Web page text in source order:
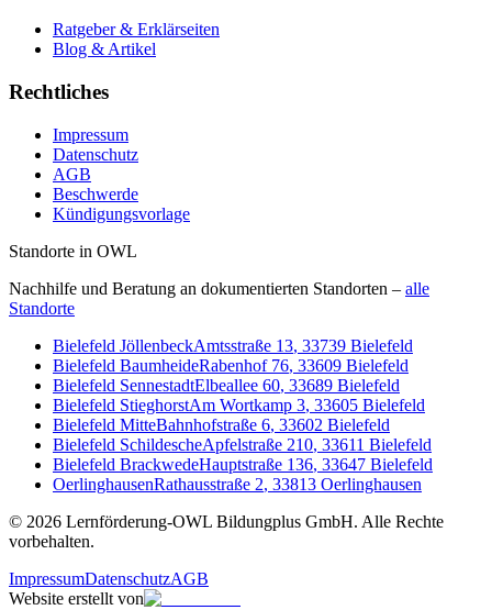
Ratgeber & Erklärseiten
Blog & Artikel
Rechtliches
Impressum
Datenschutz
AGB
Beschwerde
Kündigungsvorlage
Standorte in OWL
Nachhilfe und Beratung an dokumentierten Standorten – alle
Standorte
Bielefeld JöllenbeckAmtsstraße 13, 33739 Bielefeld
Bielefeld BaumheideRabenhof 76, 33609 Bielefeld
Bielefeld SennestadtElbeallee 60, 33689 Bielefeld
Bielefeld StieghorstAm Wortkamp 3, 33605 Bielefeld
Bielefeld MitteBahnhofstraße 6, 33602 Bielefeld
Bielefeld SchildescheApfelstraße 210, 33611 Bielefeld
Bielefeld BrackwedeHauptstraße 136, 33647 Bielefeld
OerlinghausenRathausstraße 2, 33813 Oerlinghausen
© 2026 Lernförderung-OWL Bildungplus GmbH. Alle Rechte
vorbehalten.
ImpressumDatenschutzAGB
Website erstellt von